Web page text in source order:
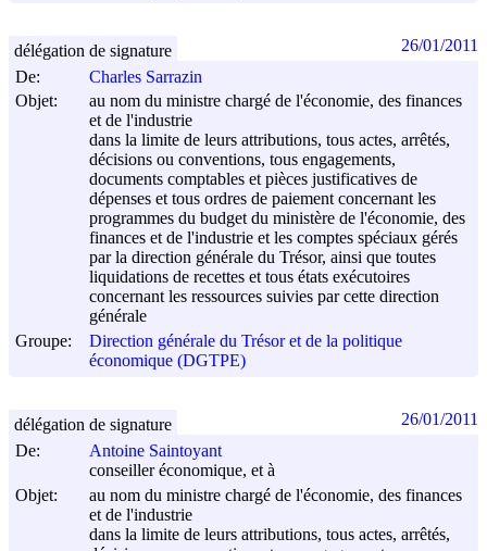
De:
Charles Sarrazin
Objet:
au nom du ministre chargé de l'économie, des finances
et de l'industrie
dans la limite de leurs attributions, tous actes, arrêtés,
décisions ou conventions, tous engagements,
documents comptables et pièces justificatives de
dépenses et tous ordres de paiement concernant les
programmes du budget du ministère de l'économie, des
finances et de l'industrie et les comptes spéciaux gérés
par la direction générale du Trésor, ainsi que toutes
liquidations de recettes et tous états exécutoires
concernant les ressources suivies par cette direction
générale
Groupe:
Direction générale du Trésor et de la politique
économique (DGTPE)
délégation de signature 26/01/2011
De:
Antoine Saintoyant
conseiller économique, et à
Objet:
au nom du ministre chargé de l'économie, des finances
et de l'industrie
dans la limite de leurs attributions, tous actes, arrêtés,
délégation de signature 26/01/2011